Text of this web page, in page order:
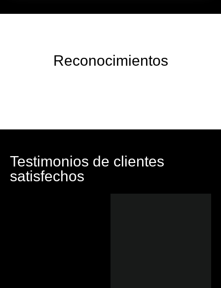
Reconocimientos
Testimonios de clientes
satisfechos